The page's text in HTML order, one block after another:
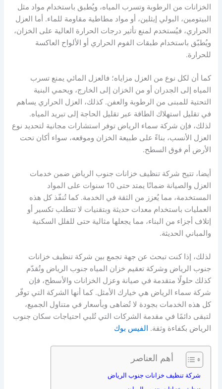
الخزانات من الرطوبة وتسرب المياه، ويُطبق باستخدام مواد مثل
البيتومين، البولي إيثلين، أو مواد مطاطية مقاومة للماء. أما العزل
الحراري، فيُستخدم لمنع تأثير درجات الحرارة العالية على الخزان،
ويُطبّق باستخدام طبقات الفوم الحراري أو الألواح العاكسة
للحرارة.
كما أن لكل نوع من العزل مزاياه؛ فالعزل المائي يمنع تسرب
المياه إلى الجدران أو من الخزان إلى الخارج، ويحمي البنية
التحتية للمبنى من الرطوبة والعفن. كذلك، العزل الحراري يساهم
في تقليل استهلاك الطاقة عبر تقليل الحاجة إلى تبريد المياه.
لذلك، فإن شركة سماء الرياض توفر استشارات مجانية لتحديد نوع
العزل الأنسب، بناءً على طبيعة الخزان وموقعه، سواء أكان تحت
الأرض أم فوق السطح.
أيضا، تتيح شركة تنظيف خزانات جنوب الرياض ضمن خدمات
العزل والصيانة ضمانًا يمتد حتى 10 سنوات على المواد
المستخدمة، مما يُعزز من الثقة في الخدمة. كما تُنفّذ كل هذه
العمليات باستخدام معدات حديثة وبتقنيات لا تتطلب تكسير أو
إتلاف أجزاء من البناء، مما يجعلها مثالية حتى للفلل السكنية
والمباني الحديثة.
لذلك، إذا كنت تبحث عن جهة تجمع بين شركة تنظيف خزانات
جنوب الرياض وشركة تعقيم خزان المياه جنوب الرياض وتُقدّم
كذلك حلولًا متقدمة في صيانة وعزل الخزانات والأسطح، فإن
شركة سماء الرياض هي خيارك الأمثل. كما أنها الشركة التي توفّر
كل هذه الخدمات بجودة لا تُضاهى وبأسعار في متناول الجميع،
لتبقى دائمًا في مقدمة الشركات التي تُلبي احتياجات سكان جنوب
الرياض بكفاءة وثقة. الفيس بوك
أهم العناصر
شركة تنظيف خزانات جنوب الرياض